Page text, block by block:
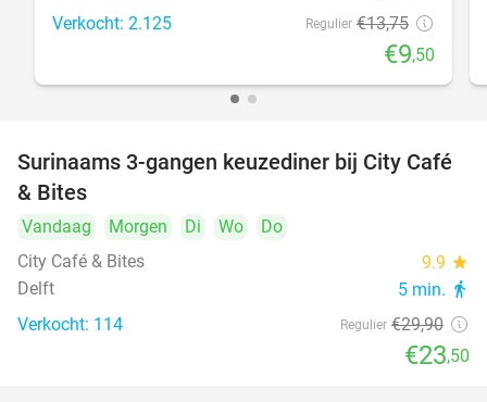
Verkocht: 2.125 Regulier €13,75
€9,50
21%
Surinaams 3-gangen keuzediner bij City Café
& Bites
Vandaag Morgen Di Wo
Do
City Café & Bites
9.9 star
Delft 5 min. directions_walk
Verkocht: 114 Regulier €29,90
€23,50